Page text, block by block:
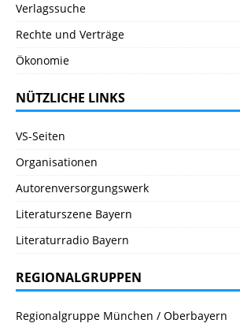
Verlagssuche
Rechte und Verträge
Ökonomie
NÜTZLICHE LINKS
VS-Seiten
Organisationen
Autorenversorgungswerk
Literaturszene Bayern
Literaturradio Bayern
REGIONALGRUPPEN
Regionalgruppe München / Oberbayern